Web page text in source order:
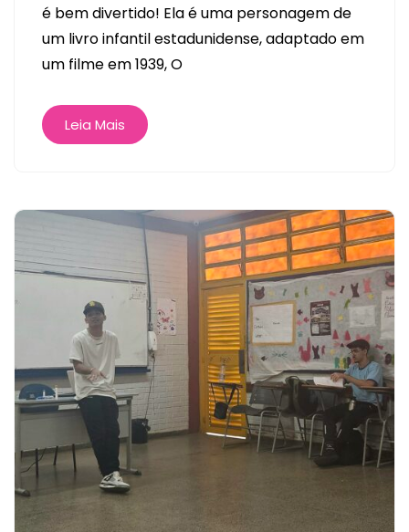
é bem divertido! Ela é uma personagem de
um livro infantil estadunidense, adaptado em
um filme em 1939, O
Leia Mais